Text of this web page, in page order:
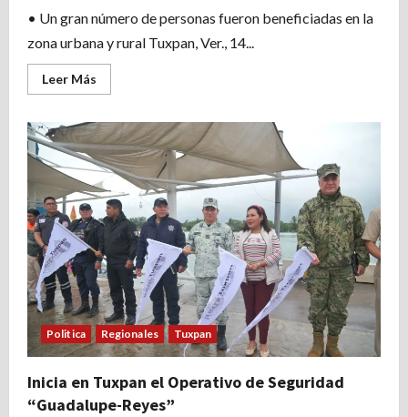
del
Granma
• Un gran número de personas fueron beneficiadas en la
zona urbana y rural Tuxpan, Ver., 14...
Leer Más
más
Concluyen
las
jornadas
de
salud
visual
de
la
Sindicatura
Única
del
Gobierno
de
Tuxpan
Politica Regionales Tuxpan
Inicia en Tuxpan el Operativo de Seguridad
“Guadalupe-Reyes”